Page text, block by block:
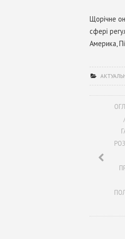
Щорічне
сфері
Америка,